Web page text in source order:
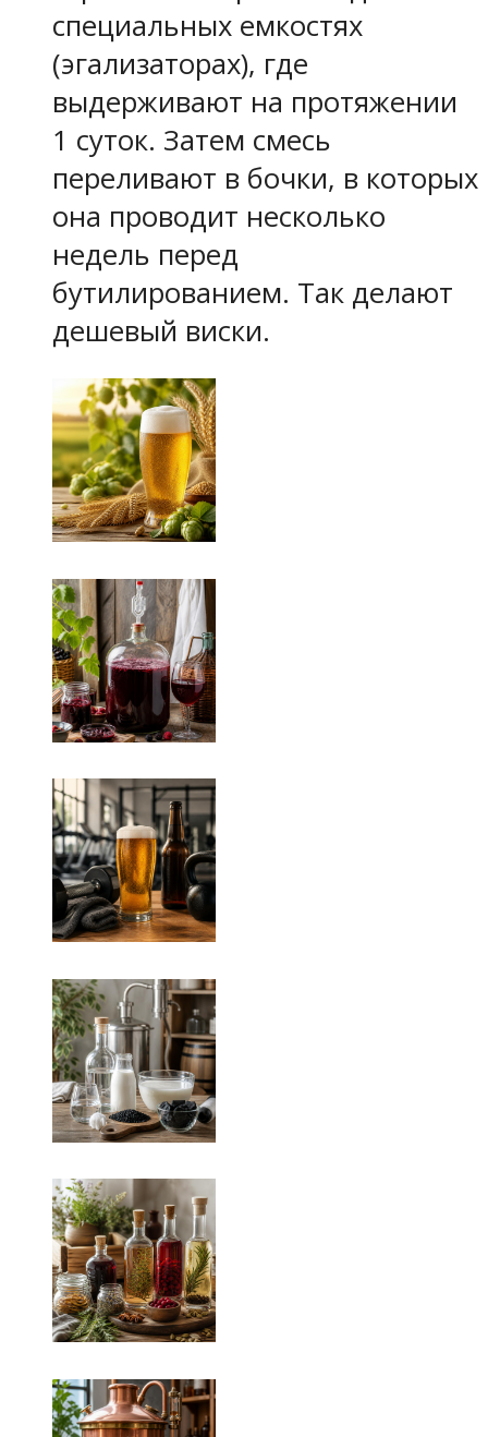
специальных емкостях
(эгализаторах), где
выдерживают на протяжении
1 суток. Затем смесь
переливают в бочки, в которых
она проводит несколько
недель перед
бутилированием. Так делают
дешевый виски.